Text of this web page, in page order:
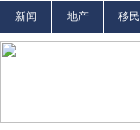
新闻 地产 移民